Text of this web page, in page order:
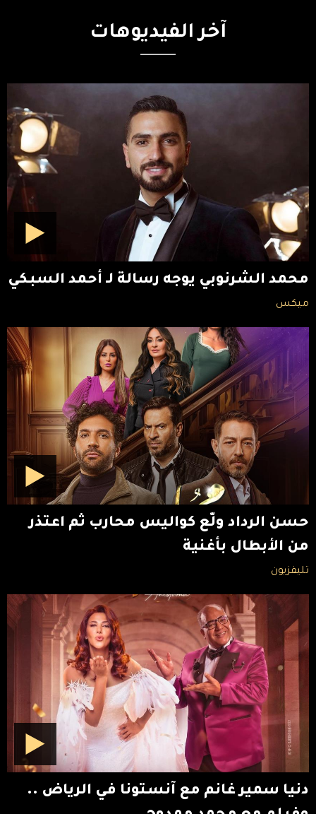
آخر الفيديوهات
محمد الشرنوبي يوجه رسالة لـ أحمد السبكي
ميكس
حسن الرداد ولّع كواليس محارب ثم اعتذر
من الأبطال بأغنية
تليفزيون
دنيا سمير غانم مع آنستونا في الرياض ..